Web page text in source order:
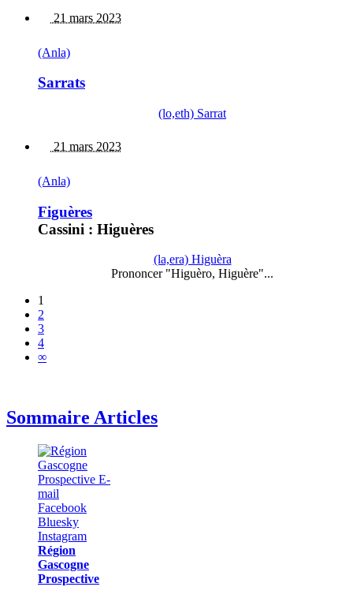
21 mars 2023
(Anla)
Sarrats
(lo,eth) Sarrat
21 mars 2023
(Anla)
Figuères
Cassini : Higuères
(la,era) Higuèra
Prononcer "Higuèro, Higuère"...
1
2
3
4
∞
Sommaire Articles
Région
Gascogne
Prospective